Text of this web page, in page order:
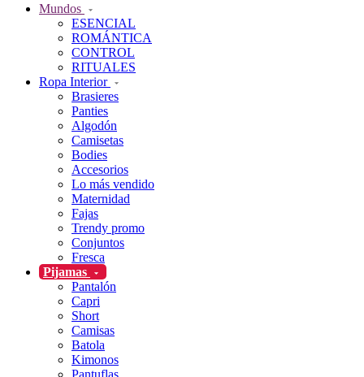
Mundos
ESENCIAL
ROMÁNTICA
CONTROL
RITUALES
Ropa Interior
Brasieres
Panties
Algodón
Camisetas
Bodies
Accesorios
Lo más vendido
Maternidad
Fajas
Trendy promo
Conjuntos
Fresca
Pijamas
Pantalón
Capri
Short
Camisas
Batola
Kimonos
Pantuflas